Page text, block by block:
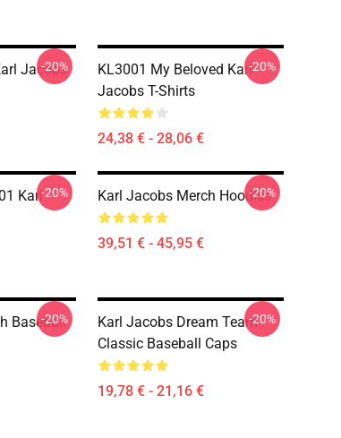
Jacobs
-20%
KL3001 My Beloved Karl
Jacobs T-Shirts
24,38 € - 28,06 €
-20%
Karl-20% Karl Jacobs Merch Hoodies
39,51 € - 45,95 €
-20%
Baseball
-20%
Karl Jacobs Dream Team
Classic Baseball Caps
19,78 € - 21,16 €
-20%